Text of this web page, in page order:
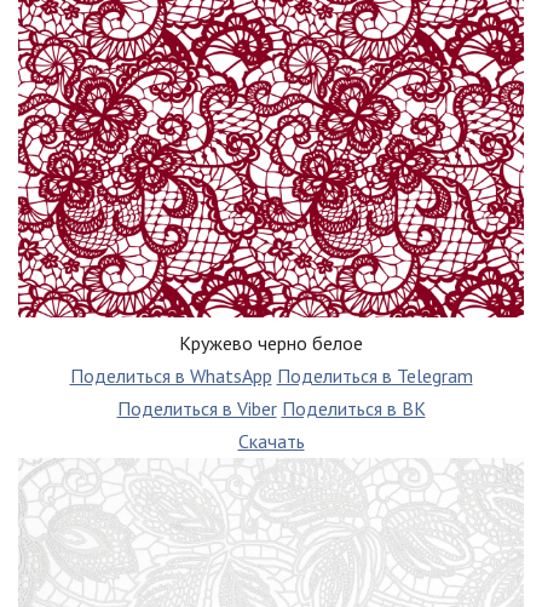
Кружево черно белое
Поделиться в WhatsApp Поделиться в Telegram
Поделиться в Viber Поделиться в ВК
Скачать